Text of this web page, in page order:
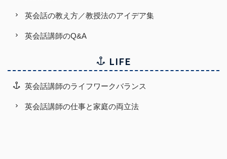
英会話の教え方／教授法のアイデア集
英会話講師のQ&A
LIFE
英会話講師のライフワークバランス
英会話講師の仕事と家庭の両立法